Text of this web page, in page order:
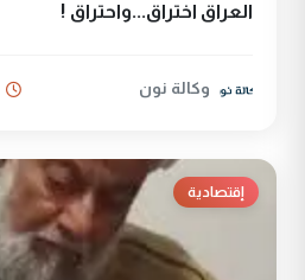
العراق اختراق...واحتراق !
وكالة نون
إقتصادية